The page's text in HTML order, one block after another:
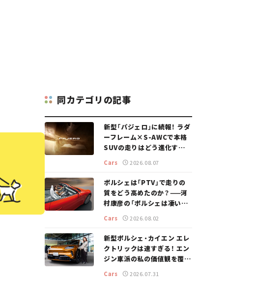
同カテゴリの記事
新型「パジェロ」に続報！ ラダ
ーフレーム×S-AWCで本格
SUVの走りはどう進化する？
【新車ニュース】
Cars 2026.08.07
ポルシェは「PTV」で走りの
質をどう高めたのか？——河
村康彦の「ポルシェは凄い！」
Cars 2026.08.02
新型ポルシェ・カイエン エレ
クトリックは速すぎる！ エン
ジン車派の私の価値観を覆し
た、新しいポルシェの走り。
Cars 2026.07.31